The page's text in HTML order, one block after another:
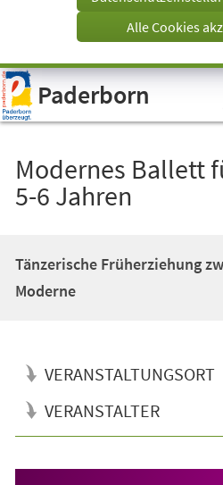
Visuelle
Assistenzsoftware
öffnen.
Alle Cookies
Paderborn
Modernes Ballett
5-6 Jahren
Tänzerische Früherziehung
Moderne
VERANSTALTUNGSORT
VERANSTALTER